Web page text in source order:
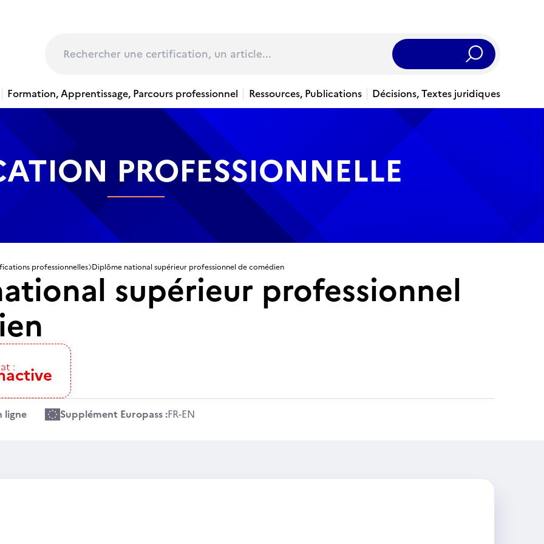
Rechercher
Formation, Apprentissage, Parcours professionnel Ressources, Publications Décisions, Textes juridiques
PROFESSIONNELLE
professionnelles Diplôme national supérieur professionnel de comédien
supérieur professionnel
:
ligne Supplément Europass :FR-EN